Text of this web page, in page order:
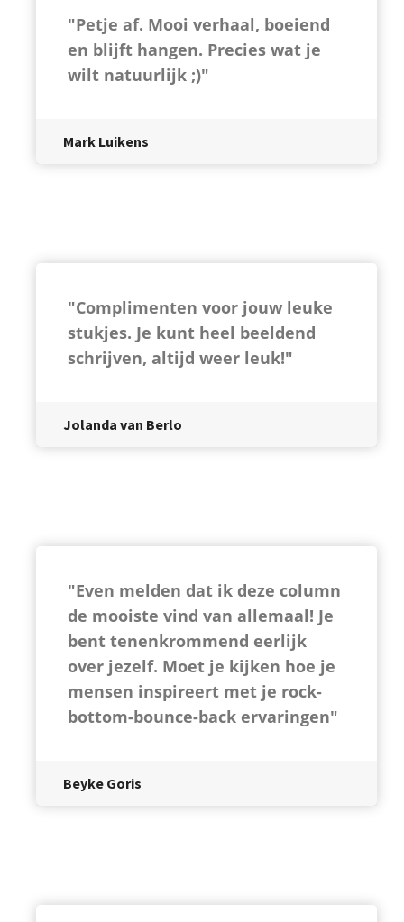
"Petje af. Mooi verhaal, boeiend
en blijft hangen. Precies wat je
wilt natuurlijk ;)"
Mark Luikens
"Complimenten voor jouw leuke
stukjes. Je kunt heel beeldend
schrijven, altijd weer leuk!"
Jolanda van Berlo
"Even melden dat ik deze column
de mooiste vind van allemaal! Je
bent tenenkrommend eerlijk
over jezelf. Moet je kijken hoe je
mensen inspireert met je rock-
bottom-bounce-back ervaringen"
Beyke Goris